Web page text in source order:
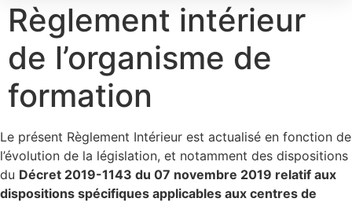
Règlement intérieur
de l’organisme de
formation
Le présent Règlement Intérieur est actualisé en fonction de
l’évolution de la législation, et notamment des dispositions
du Décret 2019-1143 du 07 novembre 2019 relatif aux
dispositions spécifiques applicables aux centres de